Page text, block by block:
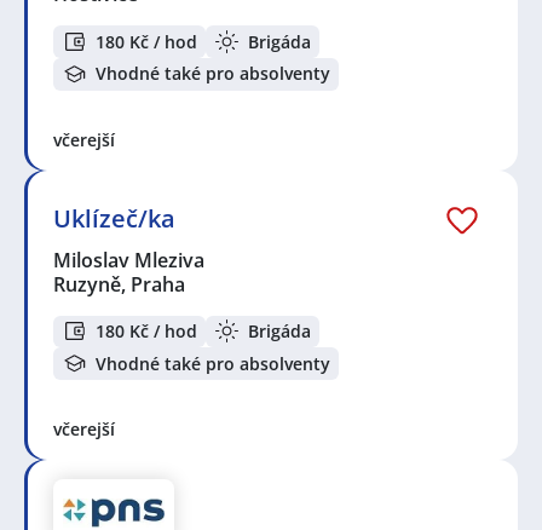
180 Kč / hod
Brigáda
Vhodné také pro absolventy
včerejší
Uklízeč/ka
Miloslav Mleziva
Ruzyně, Praha
180 Kč / hod
Brigáda
Vhodné také pro absolventy
včerejší